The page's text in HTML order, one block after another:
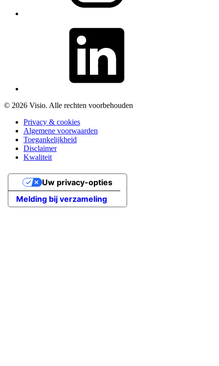
© 2026 Visio. Alle rechten voorbehouden
Privacy & cookies
Algemene voorwaarden
Toegankelijkheid
Disclaimer
Kwaliteit
Melding bij verzameling
Uw privacy-opties